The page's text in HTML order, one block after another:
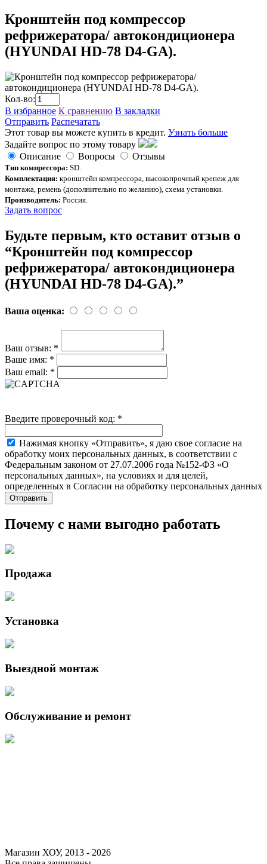
Кронштейн под компрессор
рефрижератора/ автокондиционера
(HYUNDAI HD-78 D4-GA).
Кол-во:
В избранное К сравнению В закладки
Отправить Распечатать
Этот товар вы можете купить в кредит. Узнать больше
Задайте вопрос по этому товару
Описание
Вопросы Отзывы
Тип компрессора: SD.
Комплектация: кронштейн компрессора, высокопрочный крепеж для
монтажа, ремень (дополнительно по желанию), схема установки.
Производитель: Россия.
Задать вопрос
Будьте первым, кто оставит отзыв о
“Кронштейн под компрессор
рефрижератора/ автокондиционера
(HYUNDAI HD-78 D4-GA).”
Ваша оценка:
Ваш отзыв: *
Ваше имя: *
Ваш email: *
Введите проверочный код: *
Нажимая кнопку «Отправить», я даю свое согласие на
обработку моих персональных данных, в соответствии с
Федеральным законом от 27.07.2006 года №152-ФЗ «О
персональных данных», на условиях и для целей,
определенных в Согласии на обработку персональных данных
Почему с нами выгодно работать
Продажа
Установка
Выездной монтаж
Обслуживание и ремонт
Магазин ХОУ, 2013 - 2026